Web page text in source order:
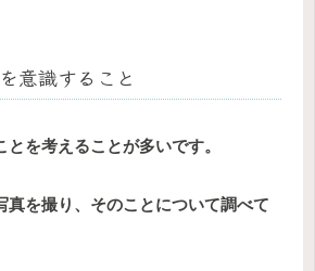
意識すること
を考えることが多いです。
真を撮り、そのことについて調べて